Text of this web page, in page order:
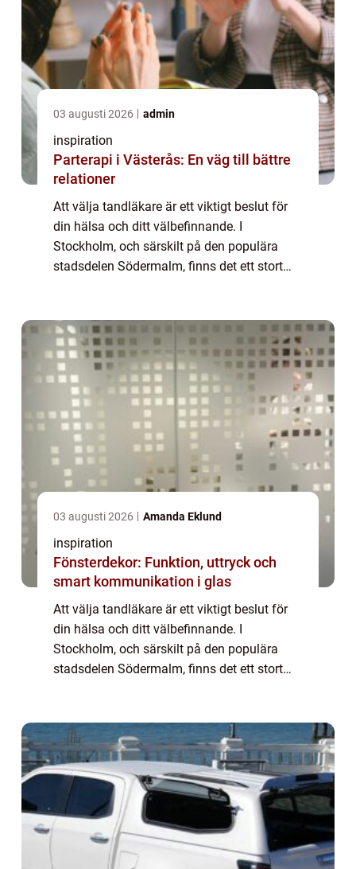
03 augusti 2026 admin
inspiration
Parterapi i Västerås: En väg till bättre
relationer
Att välja tandläkare är ett viktigt beslut för
din hälsa och ditt välbefinnande. I
Stockholm, och särskilt på den populära
stadsdelen Södermalm, finns det ett stort
03 augusti 2026 Amanda Eklund
inspiration
Fönsterdekor: Funktion, uttryck och
smart kommunikation i glas
Att välja tandläkare är ett viktigt beslut för
din hälsa och ditt välbefinnande. I
Stockholm, och särskilt på den populära
stadsdelen Södermalm, finns det ett stort